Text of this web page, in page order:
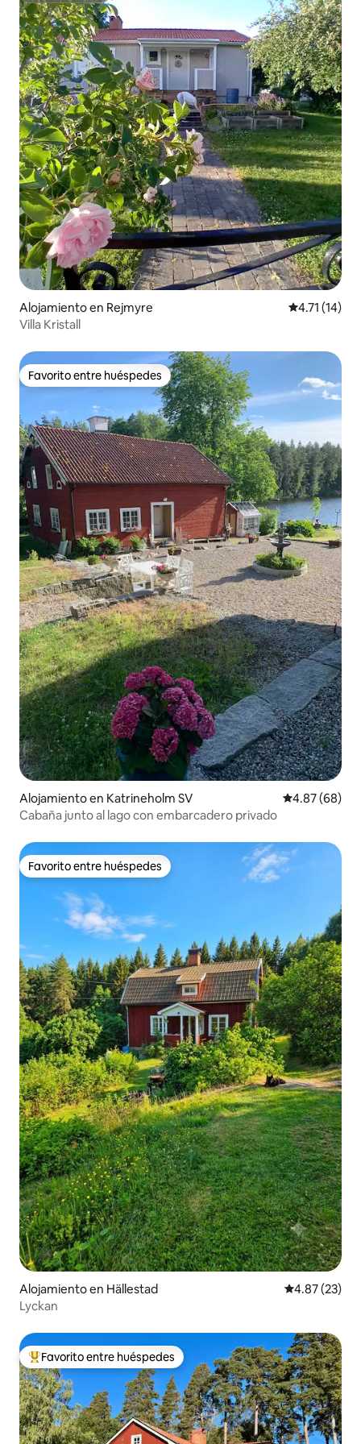
Alojamiento en Rejmyre Calificación
4.71 (14)
Villa Kristall
Favorito entre huéspedes
Favorito entre huéspedes
Alojamiento en Katrineholm SV Calificación
4.87 (68)
Cabaña junto al lago con embarcadero privado
Favorito entre huéspedes
Favorito entre huéspedes
Alojamiento en Hällestad Calificación
4.87 (23)
Lyckan
Favorito entre huéspedes preferido
Favorito entre huéspedes